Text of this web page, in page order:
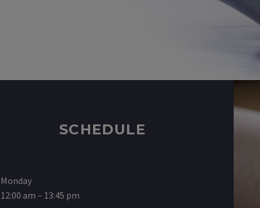
SCHEDULE
Monday
12:00 am – 13:45 pm